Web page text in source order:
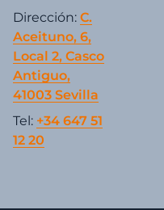
Dirección: C.
Aceituno, 6,
Local 2, Casco
Antiguo,
41003 Sevilla
Tel: +34 647 51
12 20